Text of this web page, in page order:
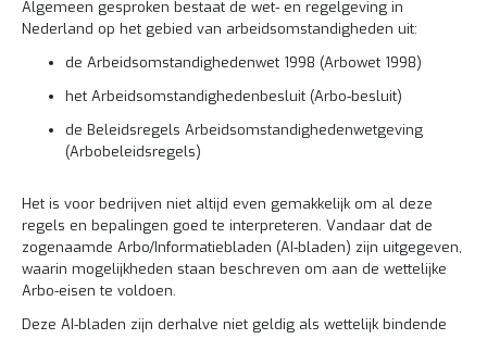
i
e
t
P
e
c
t
e
n
G
5
o
i
i
r
Algemeen gesproken bestaat de wet- en regelgeving in
Nederland op het gebied van arbeidsomstandigheden uit:
de Arbeidsomstandighedenwet 1998 (Arbowet 1998)
het Arbeidsomstandighedenbesluit (Arbo-besluit)
de Beleidsregels Arbeidsomstandighedenwetgeving
(Arbobeleidsregels)
Het is voor bedrijven niet altijd even gemakkelijk om al deze
regels en bepalingen goed te interpreteren. Vandaar dat de
zogenaamde Arbo/Informatiebladen (AI-bladen) zijn uitgegeven,
waarin mogelijkheden staan beschreven om aan de wettelijke
Arbo-eisen te voldoen.
Deze AI-bladen zijn derhalve niet geldig als wettelijk bindende